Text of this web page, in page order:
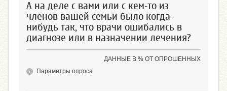
А на деле с вами или с кем-то из
членов вашей семьи было когда-
нибудь так, что врачи ошибались в
диагнозе или в назначении лечения?
ДАННЫЕ В % ОТ ОПРОШЕННЫХ
Параметры опроса